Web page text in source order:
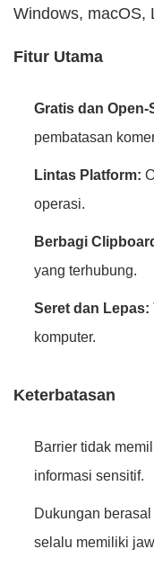
Windows, macOS,
Fitur Utama
Gratis dan Open-
pembatasan
Lintas Platform:
operasi.
Berbagi
yang terhubung.
Seret dan Lepas:
komputer.
Keterbatasan
Barrier tidak
informasi sensitif.
Dukungan
selalu memiliki